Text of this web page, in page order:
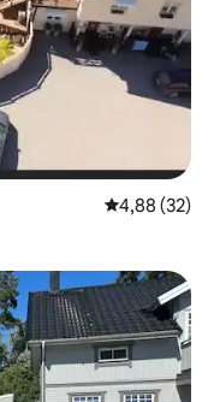
4,88 de uma
4,88 (32)